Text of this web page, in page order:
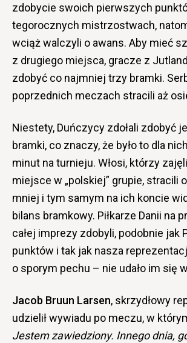
zdobycie swoich pierwszych
tegorocznych mistrzostwach,
wciąż walczyli o awans. Aby mieć
z drugiego miejsca, gracze z
zdobyć co najmniej trzy bramki.
poprzednich meczach stracili aż
Niestety, Duńczycy zdołali zdobyć
bramki, co znaczy, że było to dla
minut na turnieju. Włosi, którzy
miejsce w „polskiej” grupie, stracili
mniej i tym samym na ich koncie
bilans bramkowy. Piłkarze Danii na
całej imprezy zdobyli, podobnie jak
punktów i tak jak nasza
o sporym pechu – nie udało im się
Jacob Bruun Larsen, skrzydłowy
udzielił wywiadu po meczu, w
Jestem zawiedziony. Innego dnia,